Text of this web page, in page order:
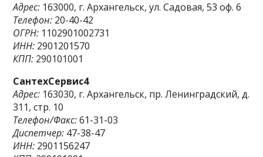
Адрес: 163000, г. Архангельск, ул. Садовая, 53 оф. 6
Телефон: 20-40-42
ОГРН: 1102901002731
ИНН: 2901201570
КПП: 290101001
СантехСервис4
Адрес: 163030, г. Архангельск, пр. Ленинградский, д.
311, стр. 10
Телефон/Факс:61-31-03
Диспетчер: 47-38-47
ИНН: 2901156247